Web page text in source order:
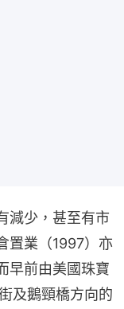
減少，甚至有市
置業（1997）亦
早前由美國珠寶
及鵝頸橋方向的